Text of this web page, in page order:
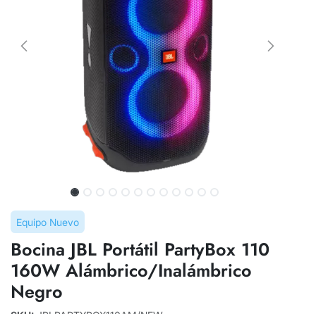
Equipo Nuevo
Bocina JBL Portátil PartyBox 110
160W Alámbrico/Inalámbrico
Negro